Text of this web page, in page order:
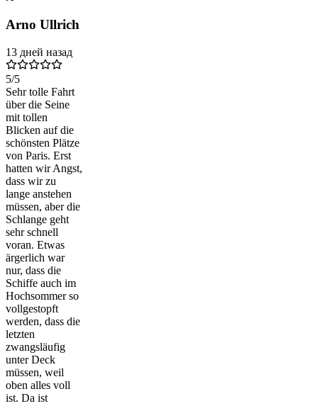
Arno Ullrich
13 дней назад
5/5
Sehr tolle Fahrt
über die Seine
mit tollen
Blicken auf die
schönsten Plätze
von Paris. Erst
hatten wir Angst,
dass wir zu
lange anstehen
müssen, aber die
Schlange geht
sehr schnell
voran. Etwas
ärgerlich war
nur, dass die
Schiffe auch im
Hochsommer so
vollgestopft
werden, dass die
letzten
zwangsläufig
unter Deck
müssen, weil
oben alles voll
ist. Da ist